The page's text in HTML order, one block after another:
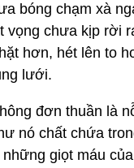
bóng chạm xà
vọng chưa kịp rời
hơn, hét lên to
lưới.
đơn thuần là
nó chất chứa
giọt máu